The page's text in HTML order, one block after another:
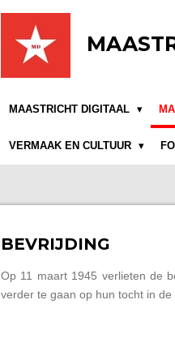
MAASTRICHT DIGITAAL
VERMAAK EN CULTUUR
BEVRIJDING
Op 11 maart 1945 verlieten de
verder te gaan op hun tocht in de